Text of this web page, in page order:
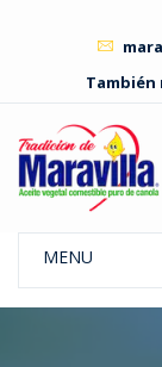
También
MENU